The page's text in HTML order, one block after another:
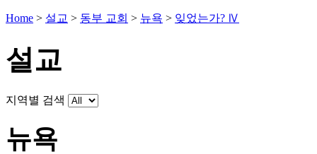
Home > 설교 > 동부 교회 > 뉴욕 > 잊었는가? Ⅳ
설교
지역별 검색
뉴욕